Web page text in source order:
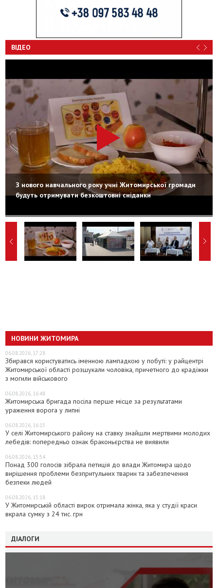
ВІДЕО
З нового навчального року учні Житомирської громади
будуть отримувати безкоштовні сніданки
НОВИНИ ЖИТОМИРА
06.08.2026, 17:28
Збирався користуватись іменною лампадкою у побуті: у райцентрі
Житомирської області розшукали чоловіка, причетного до крадіжки
з могили військового
06.08.2026, 16:48
Житомирська бригада посіла перше місце за результатами
ураження ворога у липні
06.08.2026, 16:15
У селі Житомирського району на ставку знайшли мертвими молодих
лебедів: попередньо ознак браконьєрства не виявили
06.08.2026, 15:54
Понад 300 голосів зібрала петиція до влади Житомира щодо
вирішення проблеми безпритульних тварин та забезпечення
безпеки людей
06.08.2026, 15:18
У Житомирській області вирок отримала жінка, яка у студії краси
вкрала сумку з 24 тис. грн
ДІАЛОГИ